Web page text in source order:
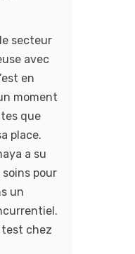
secteur
avec
en
moment
que
place.
a su
pour
un
test chez